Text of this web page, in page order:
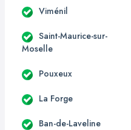
Viménil
Saint-Maurice-sur-
Moselle
Pouxeux
La Forge
Ban-de-Laveline